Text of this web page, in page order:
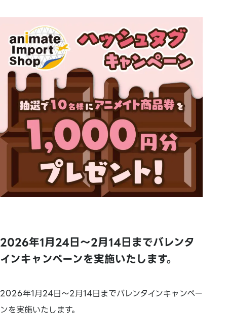
2026年1月24日～2月14日までバレンタ
インキャンペーンを実施いたします。
2026年1月24日～2月14日までバレンタインキャンペー
ンを実施いたします。